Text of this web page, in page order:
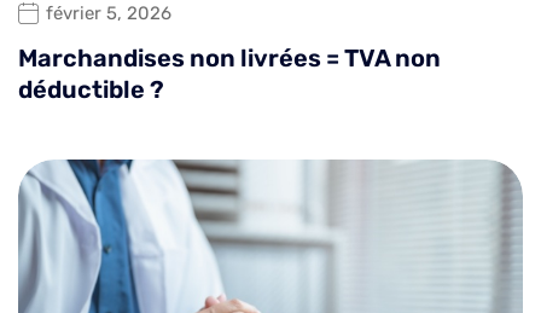
février 5, 2026
Marchandises non livrées = TVA non
déductible ?